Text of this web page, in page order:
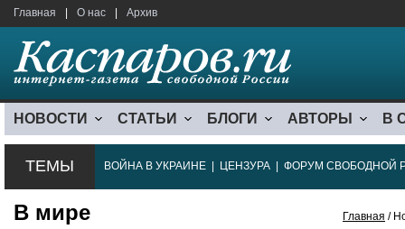
Главная О нас Архив
НОВОСТИ СТАТЬИ БЛОГИ АВТОРЫ В
ТЕМЫ ВОЙНА В УКРАИНЕ ЦЕНЗУРА ФОРУМ СВОБОДНОЙ
В мире Главная /